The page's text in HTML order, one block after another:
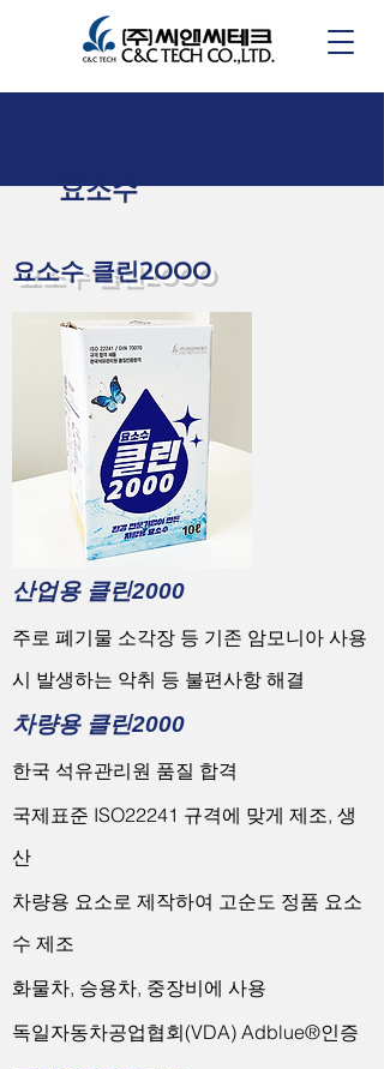
요소수
요소수 클린2000
​산업용 클린2000
주로 폐기물 소각장 등 기존 암모니아 사용
시 발생하는 악취 등 불편사항 해결
​차량용 클린2000
한국 석유관리원 품질 합격
국제표준 ISO22241 규격에 맞게 제조, 생
산
차량용 요소로 제작하여 고순도 정품 요소
수 제조
​화물차, 승용차, 중장비에 사용
​독일자동차공업협회(VDA) Adblue®인증